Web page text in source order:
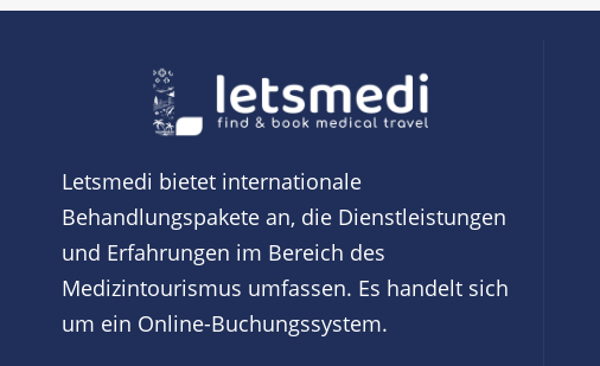
Letsmedi bietet internationale
Behandlungspakete an, die Dienstleistungen
und Erfahrungen im Bereich des
Medizintourismus umfassen. Es handelt sich
um ein Online-Buchungssystem.